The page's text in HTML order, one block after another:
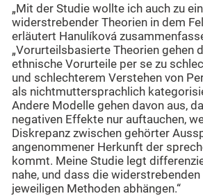
„Mit der Studie wollte ich auch zu
widerstrebender Theorien in dem
erläutert Hanulíková
„Vorurteilsbasierte Theorien gehen
ethnische Vorurteile per se zu
und schlechterem Verstehen von
als nichtmuttersprachlich
Andere Modelle gehen davon aus,
negativen Effekte nur auftauchen,
Diskrepanz zwischen gehörter
angenommener Herkunft der
kommt. Meine Studie legt
nahe, und dass die
jeweiligen Methoden abhängen.“